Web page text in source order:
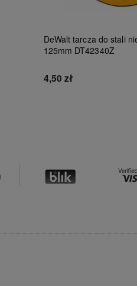
DeWalt tarcza do stali
125mm DT42340Z
4,50 zł